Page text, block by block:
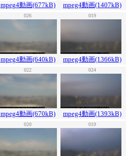
mpeg4動画(677kB) mpeg4動画(1407kB)
026 019
mpeg4動画(640kB) mpeg4動画(1366kB)
022 024
mpeg4動画(670kB) mpeg4動画(1393kB)
020 019